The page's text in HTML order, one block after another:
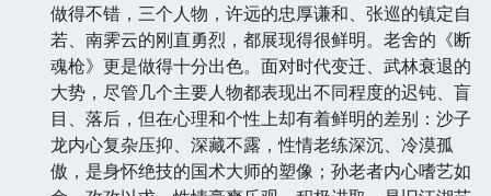
做得不错，三个人物，许远的忠厚谦和、张巡的镇定自
若、南霁云的刚直勇烈，都展现得很鲜明。老舍的《断
魂枪》更是做得十分出色。面对时代变迁、武林衰退的
大势，尽管几个主要人物都表现出不同程度的迟钝、盲
目、落后，但在心理和个性上却有着鲜明的差别：沙子
龙内心复杂压抑、深藏不露，性情老练深沉、冷漠孤
傲，是身怀绝技的国术大师的塑像；孙老者内心嗜艺如